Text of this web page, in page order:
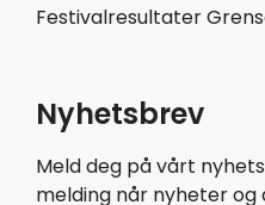
Festivalresultater
Nyhetsbrev
Meld deg på vårt
melding når nyheter og